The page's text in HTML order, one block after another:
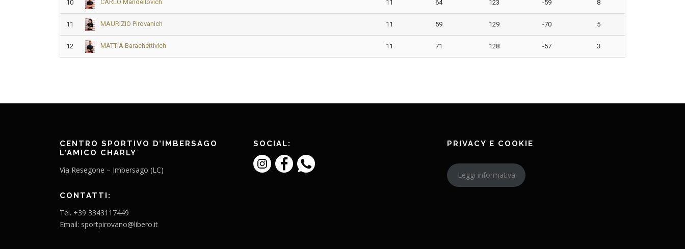
10 CARLO Mandellovich 11 64 123 -59 8
11 MAURIZIO Pirovanich 11 59 129 -70 5
12 MATTIA Barachettivich 11 71 128 -57 3
CENTRO SPORTIVO D’IMBERSAGO
L’AMICO CHARLY
Via Resegone – Imbersago (LC)
CONTATTI:
Tel. +39 3343117449
Email: sportpirovano@libero.it
SOCIAL: PRIVACY E COOKIE
Leggi informativa